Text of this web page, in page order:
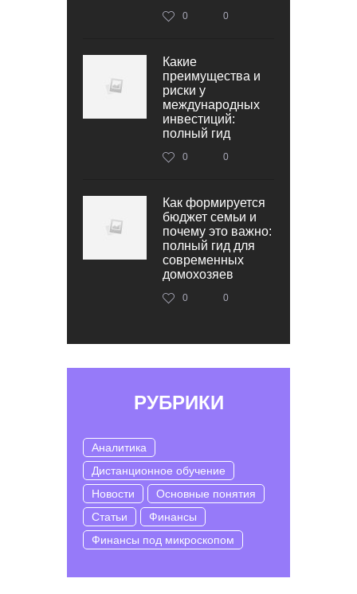
0 0
Какие
преимущества и
риски у
международных
инвестиций:
полный гид
0 0
Как формируется
бюджет семьи и
почему это важно:
полный гид для
современных
домохозяев
0 0
РУБРИКИ
Аналитика
Дистанционное обучение
Новости
Основные понятия
Статьи
Финансы
Финансы под микроскопом